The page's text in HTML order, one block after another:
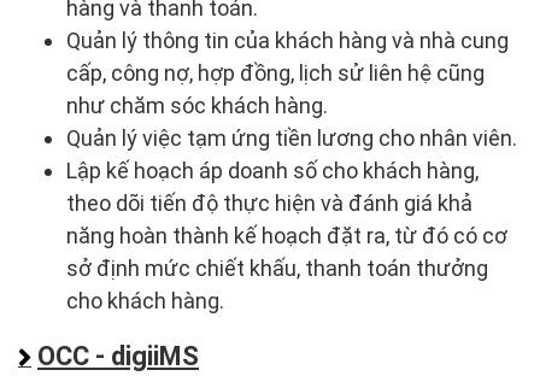
hàng và thanh toán.
Quản lý thông tin của khách hàng và nhà cung
cấp, công nợ, hợp đồng, lịch sử liên hệ cũng
như chăm sóc khách hàng.
Quản lý việc tạm ứng tiền lương cho nhân viên.
Lập kế hoạch áp doanh số cho khách hàng,
theo dõi tiến độ thực hiện và đánh giá khả
năng hoàn thành kế hoạch đặt ra, từ đó có cơ
sở định mức chiết khấu, thanh toán thưởng
cho khách hàng.
OCC - digiiMS